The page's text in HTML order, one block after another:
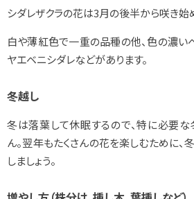
シダレザクラの花は3月の後半から咲き始
白や薄紅色で一重の品種の他、色の濃い
ヤエベニシダレなどがあります。
冬越し
冬は落葉して休眠するので、特に必要
ん。翌年もたくさんの花を楽しむために
しましょう。